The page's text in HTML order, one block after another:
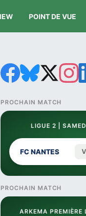
POINT DE VUE
PROCHAIN MATCH
LIGUE 2 |
FC NANTES
PROCHAIN MATCH
ARKEMA